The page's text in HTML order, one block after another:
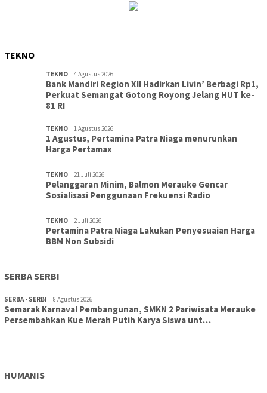
TEKNO
TEKNO 4 Agustus 2026
Bank Mandiri Region XII Hadirkan Livin’ Berbagi Rp1,
Perkuat Semangat Gotong Royong Jelang HUT ke-
81 RI
TEKNO 1 Agustus 2026
1 Agustus, Pertamina Patra Niaga menurunkan
Harga Pertamax
TEKNO 21 Juli 2026
Pelanggaran Minim, Balmon Merauke Gencar
Sosialisasi Penggunaan Frekuensi Radio
TEKNO 2 Juli 2026
Pertamina Patra Niaga Lakukan Penyesuaian Harga
BBM Non Subsidi
SERBA SERBI
SERBA - SERBI 8 Agustus 2026
Semarak Karnaval Pembangunan, SMKN 2 Pariwisata Merauke
Persembahkan Kue Merah Putih Karya Siswa unt…
TOPIK 8 Agustus 2026
HUMANIS